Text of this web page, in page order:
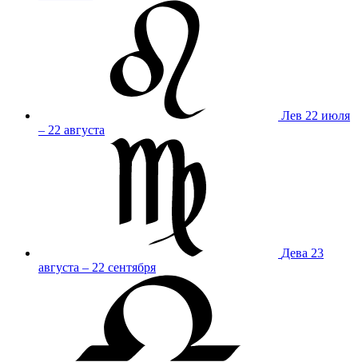
Лев 22 июля
– 22 августа
Дева 23
августа – 22 сентября